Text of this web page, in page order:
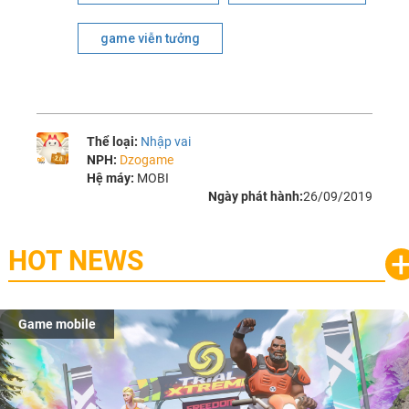
game viễn tưởng
Thể loại: Nhập vai
NPH: Dzogame
Hệ máy: MOBI
Ngày phát hành:26/09/2019
HOT NEWS
Game mobile